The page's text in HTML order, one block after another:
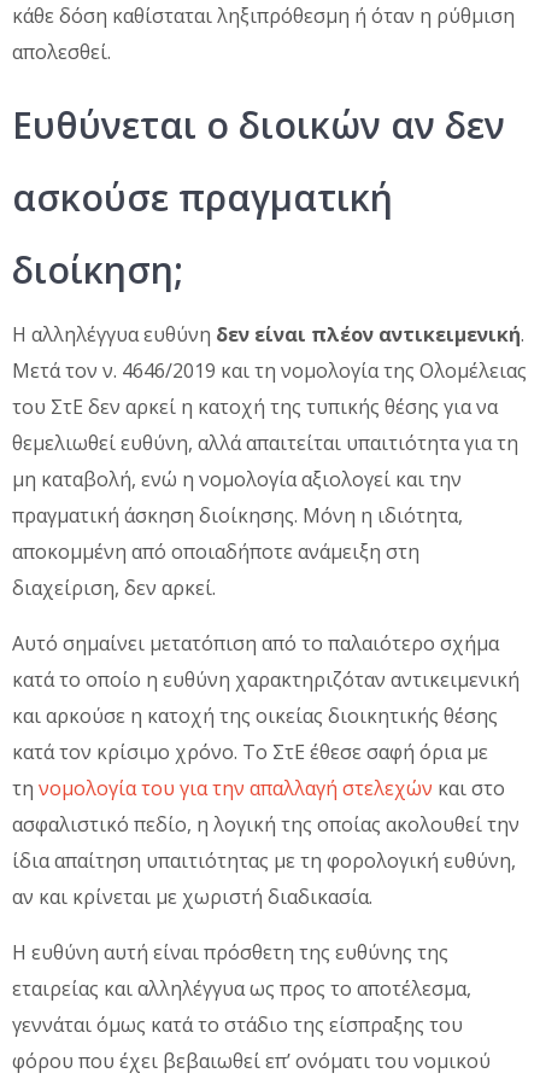
κάθε δόση καθίσταται ληξιπρόθεσμη ή όταν η ρύθμιση
απολεσθεί.
Ευθύνεται ο διοικών αν δεν
ασκούσε πραγματική
διοίκηση;
Η αλληλέγγυα ευθύνη δεν είναι πλέον αντικειμενική.
Μετά τον ν. 4646/2019 και τη νομολογία της Ολομέλειας
του ΣτΕ δεν αρκεί η κατοχή της τυπικής θέσης για να
θεμελιωθεί ευθύνη, αλλά απαιτείται υπαιτιότητα για τη
μη καταβολή, ενώ η νομολογία αξιολογεί και την
πραγματική άσκηση διοίκησης. Μόνη η ιδιότητα,
αποκομμένη από οποιαδήποτε ανάμειξη στη
διαχείριση, δεν αρκεί.
Αυτό σημαίνει μετατόπιση από το παλαιότερο σχήμα
κατά το οποίο η ευθύνη χαρακτηριζόταν αντικειμενική
και αρκούσε η κατοχή της οικείας διοικητικής θέσης
κατά τον κρίσιμο χρόνο. Το ΣτΕ έθεσε σαφή όρια με
τη νομολογία του για την απαλλαγή στελεχών και στο
ασφαλιστικό πεδίο, η λογική της οποίας ακολουθεί την
ίδια απαίτηση υπαιτιότητας με τη φορολογική ευθύνη,
αν και κρίνεται με χωριστή διαδικασία.
Η ευθύνη αυτή είναι πρόσθετη της ευθύνης της
εταιρείας και αλληλέγγυα ως προς το αποτέλεσμα,
γεννάται όμως κατά το στάδιο της είσπραξης του
φόρου που έχει βεβαιωθεί επ’ ονόματι του νομικού